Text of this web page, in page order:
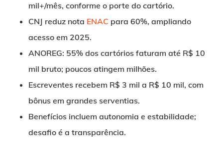
mil+/mês, conforme o porte do cartório.
CNJ reduz nota ENAC para 60%, ampliando
acesso em 2025.
ANOREG: 55% dos cartórios faturam até R$ 10
mil bruto; poucos atingem milhões.
Escreventes recebem R$ 3 mil a R$ 10 mil, com
bônus em grandes serventias.
Benefícios incluem autonomia e estabilidade;
desafio é a transparência.